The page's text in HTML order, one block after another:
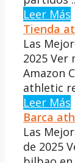
Leer Más
Tienda
Las
2025 Ver
Amazon
athletic
Leer Más
Barca
Las
de 2025